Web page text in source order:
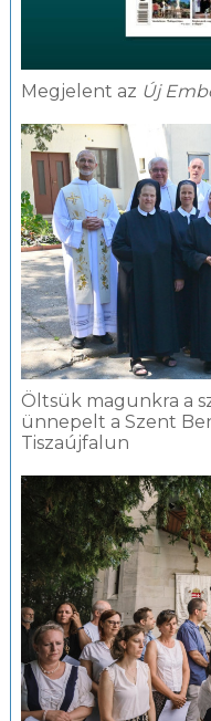
Megjelent az Új
Öltsük magunkra a
ünnepelt a Szent
Tiszaújfalun